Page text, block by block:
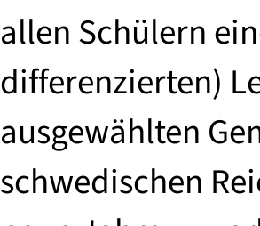
allen Schülern
differenzierten)
ausgewählten
schwedischen